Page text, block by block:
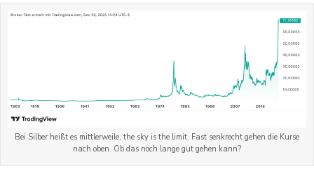
Bei Silber heißt es mittlerweile, the sky is the limit. Fast senkrecht gehen die Kurse
nach oben. Ob das noch lange gut gehen kann?